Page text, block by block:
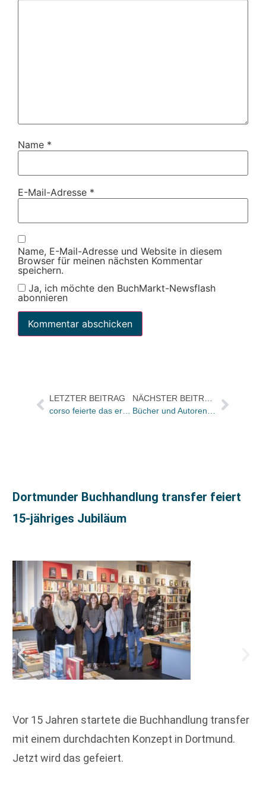
Name *
E-Mail-Adresse *
Name, E-Mail-Adresse und Website in diesem
Browser für meinen nächsten Kommentar
speichern.
Ja, ich möchte den BuchMarkt-Newsflash
abonnieren
LETZTER BEITRAG
corso feierte das erste Programm
Dortmunder Buchhandlung transfer feiert
15-jähriges Jubiläum
Vor 15 Jahren startete die Buchhandlung transfer
mit einem durchdachten Konzept in Dortmund.
Jetzt wird das gefeiert.